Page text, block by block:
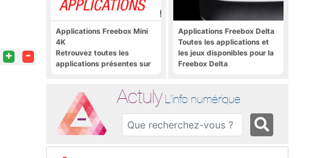
+ -
Applications Freebox Mini
4K
Retrouvez toutes les
applications présentes sur
Applications Freebox Delta
Toutes les applications et
les jeux disponibles pour la
Freebox Delta
Actuly L'info numérique